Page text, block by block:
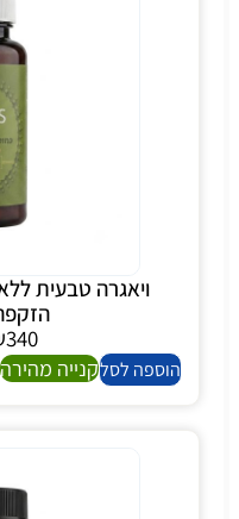
ויאגרה טבעית
340
הוספה לסלקנייה מהירה